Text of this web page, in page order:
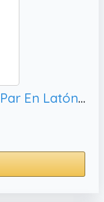
Cisa 2139-0 Cilindro Un Par En Latón Pulido